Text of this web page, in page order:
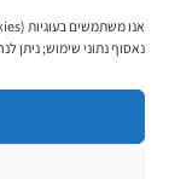
נאסוף נתוני שימוש; ניתן